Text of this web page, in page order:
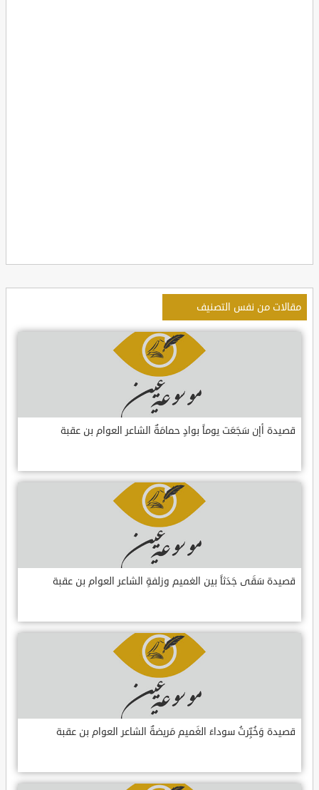
مقالات من نفس التصنيف
قصيدة أإن سَجَعَت يوماً بوادٍ حمامَةٌ الشاعر العوام بن عقبة
قصيدة سَقَى جَدَثاً بين الغميم وزلفةٍ الشاعر العوام بن عقبة
قصيدة وَخُبِّرتُ سوداءَ الغَميم مَريضةٌ الشاعر العوام بن عقبة